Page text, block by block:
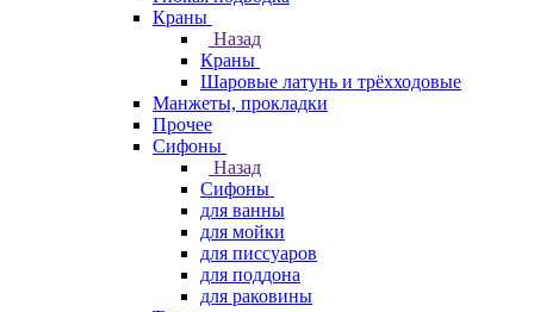
Краны
Назад
Краны
Шаровые латунь и трёхходовые
Манжеты, прокладки
Прочее
Сифоны
Назад
Сифоны
для ванны
для мойки
для писсуаров
для поддона
для раковины